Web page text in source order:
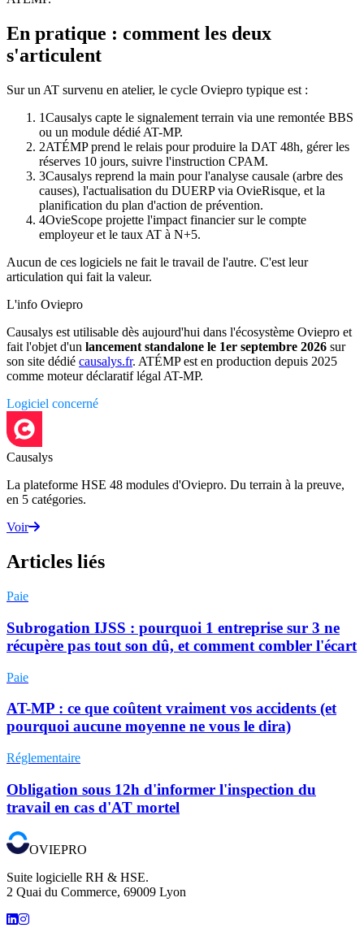
En pratique : comment les deux
s'articulent
Sur un AT survenu en atelier, le cycle Oviepro typique est :
1Causalys capte le signalement terrain via une remontée BBS
ou un module dédié AT-MP.
2ATÉMP prend le relais pour produire la DAT 48h, gérer les
réserves 10 jours, suivre l'instruction CPAM.
3Causalys reprend la main pour l'analyse causale (arbre des
causes), l'actualisation du DUERP via OvieRisque, et la
planification du plan d'action de prévention.
4OvieScope projette l'impact financier sur le compte
employeur et le taux AT à N+5.
Aucun de ces logiciels ne fait le travail de l'autre. C'est leur
articulation qui fait la valeur.
L'info Oviepro
Causalys est utilisable dès aujourd'hui dans l'écosystème Oviepro et
fait l'objet d'un lancement standalone le 1er septembre 2026 sur
son site dédié causalys.fr. ATÉMP est en production depuis 2025
comme moteur déclaratif légal AT-MP.
Logiciel concerné
Causalys
La plateforme HSE 48 modules d'Oviepro. Du terrain à la preuve,
en 5 catégories.
Voir
Articles liés
Paie
Subrogation IJSS : pourquoi 1 entreprise sur 3 ne
récupère pas tout son dû, et comment combler l'écart
Paie
AT-MP : ce que coûtent vraiment vos accidents (et
pourquoi aucune moyenne ne vous le dira)
Réglementaire
Obligation sous 12h d'informer l'inspection du
travail en cas d'AT mortel
OVIEPRO
Suite logicielle RH & HSE.
2 Quai du Commerce, 69009 Lyon